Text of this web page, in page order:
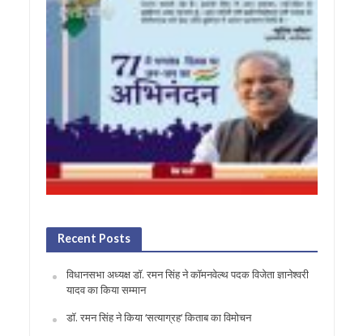
Recent Posts
विधानसभा अध्यक्ष डॉ. रमन सिंह ने कॉमनवेल्थ पदक विजेता ज्ञानेश्वरी
यादव का किया सम्मान
डॉ. रमन सिंह ने किया ‘सत्याग्रह‘ किताब का विमोचन